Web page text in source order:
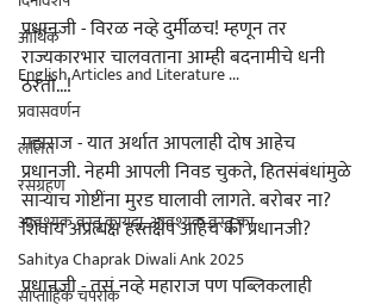
आर्थिक
English Articles and Literature ...
प्रवासवर्णन
ललित
रसग्रहण
आवश्यक वस्तू कायदा, आवश्यक वस्तू का
Sahitya Chaprak Diwali Ank 2025
साप्ताहिक चपराक
प्रधानजी - विरळ नव्हे दुर्मीळच! म्हणून तर
राज्यकारभार चालवताना आम्ही बदनामीचे धनी
ठरतो...!
महाराज - यात अर्थात आपलाही दोष आहेच
प्रधानजी. नेहमी आपली निवड चुकते, हितसंबंधांमुळे
साऱ्याच गोष्टींना मुरड घालावी लागते. बरोबर ना?
शिवाय अप्रत्यक्ष हस्तक्षेप आहेच की प्रधानजी?
प्रधानजी - तसं नव्हे महाराज पण पब्लिकलाही